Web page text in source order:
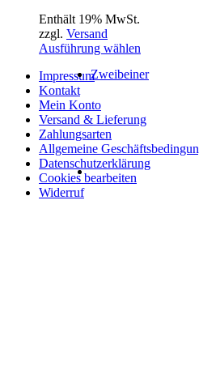
Zweibeiner
der
gewählt
bis
Enthält 19% MwSt.
zzgl. Versand
Ausführung wählen
weist
auf.
Optionen
können
Impressum
Kontakt
Mein Konto
Versand & Lieferung
Zahlungsarten
Allgemeine
Datenschutzerklärung
Cookies bearbeiten
Widerruf